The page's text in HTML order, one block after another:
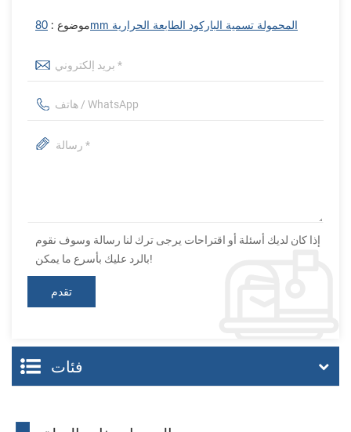
موضوع : 80mm المحمولة تسمية الباركود الطابعة الحرارية
إذا كان لديك أسئلة أو اقتراحات يرجى ترك لنا رسالة وسوف نقوم
بالرد عليك بأسرع ما يمكن!
فئات